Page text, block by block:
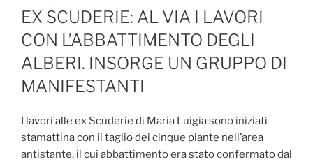
IL
EX SCUDERIE: AL VIA I LAVORI
CON L’ABBATTIMENTO DEGLI
ALBERI. INSORGE UN GRUPPO DI
MANIFESTANTI
I lavori alle ex Scuderie di Maria Luigia sono iniziati
stamattina con il taglio dei cinque piante nell’area
antistante, il cui abbattimento era stato confermato dal